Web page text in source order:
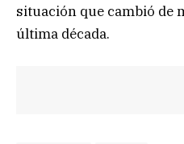
situación que cambió de
última década.